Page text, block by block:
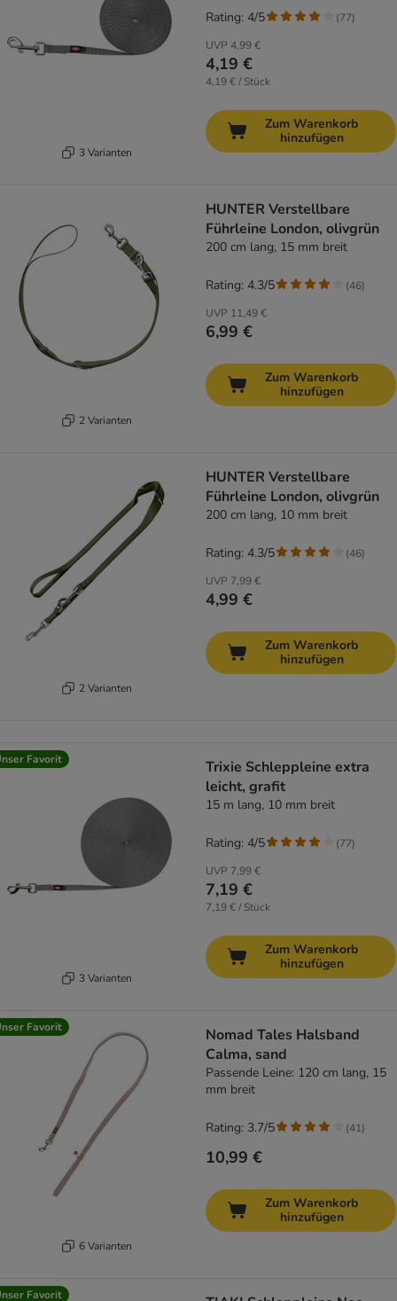
3 Varianten
UVP 4,99 €
4,19 €
4,19 € / Stück
Rating: 4/5 (77)
Zum Warenkorb
hinzufügen
2 Varianten
HUNTER Verstellbare
Führleine London, olivgrün
200 cm lang, 15 mm breit
UVP 11,49 €
6,99 €
Rating: 4.3/5 (46)
Zum Warenkorb
hinzufügen
2 Varianten
HUNTER Verstellbare
Führleine London, olivgrün
200 cm lang, 10 mm breit
UVP 7,99 €
4,99 €
Rating: 4.3/5 (46)
Zum Warenkorb
hinzufügen
Favorit
3 Varianten
Trixie Schleppleine extra
leicht, grafit
15 m lang, 10 mm breit
UVP 7,99 €
7,19 €
7,19 € / Stück
Rating: 4/5 (77)
Zum Warenkorb
hinzufügen
Favorit
6 Varianten
Nomad Tales Halsband
Calma, sand
Passende Leine: 120 cm lang, 15
mm breit
10,99 €
Rating: 3.7/5 (41)
Zum Warenkorb
hinzufügen
Favorit